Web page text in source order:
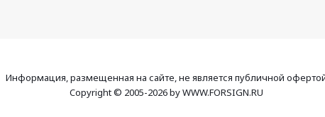
Информация, размещенная на сайте, не является публичной
Copyright © 2005-2026 by WWW.FORSIGN.RU